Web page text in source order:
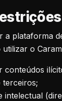
a plataforma
utilizar o
terceiros;